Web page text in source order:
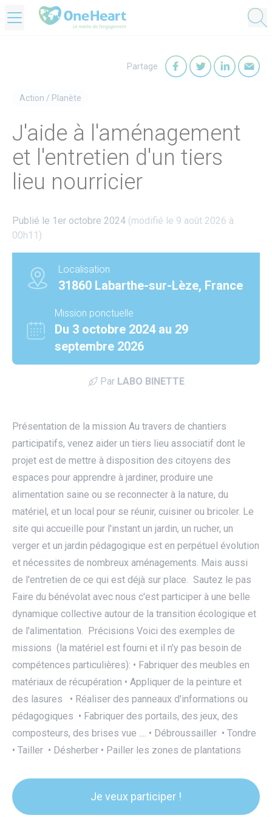
Partage
Action / Planète
J'aide à l'aménagement
et l'entretien d'un tiers
lieu nourricier
Publié le 1er octobre 2024 (modifié le 9 août 2026 à
00h11)
Localisation
31860 Labarthe-sur-Lèze, France
Mission ponctuelle
Du 3 octobre 2024 au 29
septembre 2026
Par LABO BINETTE
Présentation de la mission Au travers de chantiers
participatifs, venez aider un tiers lieu associatif dont le
projet est de mettre à disposition des citoyens des
espaces pour apprendre à jardiner, produire une
alimentation saine ou se reconnecter à la nature, du
matériel, et un local pour se réunir, cuisiner ou bricoler. Le
site qui accueille pour l'instant un jardin, un rucher, un
verger et un jardin pédagogique est en perpétuel évolution
et nécessites de nombreux aménagements. Mais aussi
de l'entretien de ce qui est déjà sur place. Sautez le pas
Faire du bénévolat avec nous c'est participer à une belle
dynamique collective autour de la transition écologique et
de l'alimentation. Précisions Voici des exemples de
missions (la matériel est fourni et il n'y pas besoin de
compétences particulières): • Fabriquer des meubles en
matériaux de récupération • Appliquer de la peinture et
des lasures • Réaliser des panneaux d'informations ou
pédagogiques • Fabriquer des portails, des jeux, des
composteurs, des brises vue .... • Débroussailler • Tondre
• Tailler • Désherber • Pailler les zones de plantations
Je veux participer !